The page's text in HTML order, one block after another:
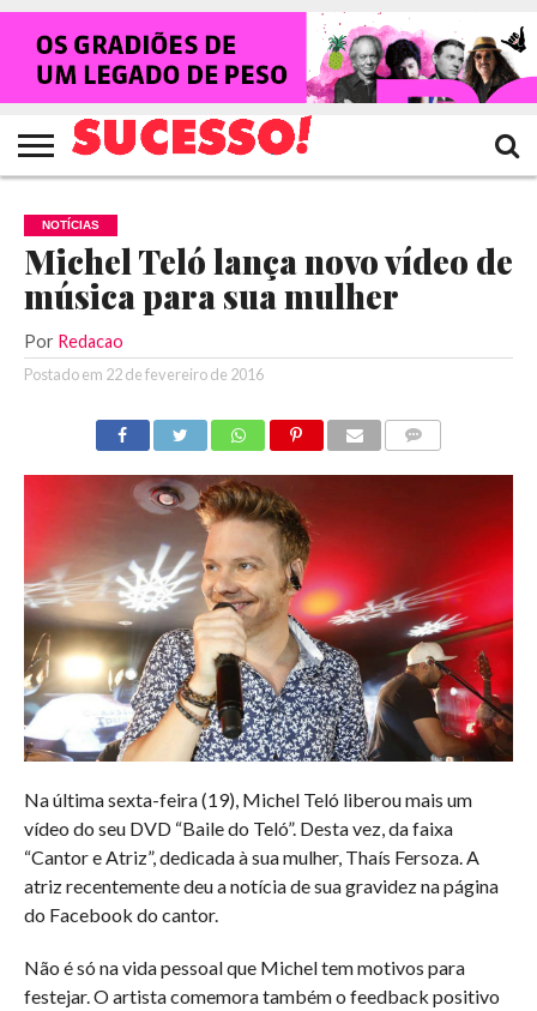
HOME
NOTÍCIAS
SHOWS
ENTREVISTAS
CLIQUES
RANKING
CROWLEY
TV
SUCESSO!
REVISTA
SUCESSO!
NOTÍCIAS
Michel Teló lança novo vídeo de
música para sua mulher
Por Redacao
Postado em 22 de fevereiro de 2016
Na última sexta-feira (19), Michel Teló liberou mais um
vídeo do seu DVD “Baile do Teló”. Desta vez, da faixa
“Cantor e Atriz”, dedicada à sua mulher, Thaís Fersoza. A
atriz recentemente deu a notícia de sua gravidez na página
do Facebook do cantor.
Não é só na vida pessoal que Michel tem motivos para
festejar. O artista comemora também o feedback positivo